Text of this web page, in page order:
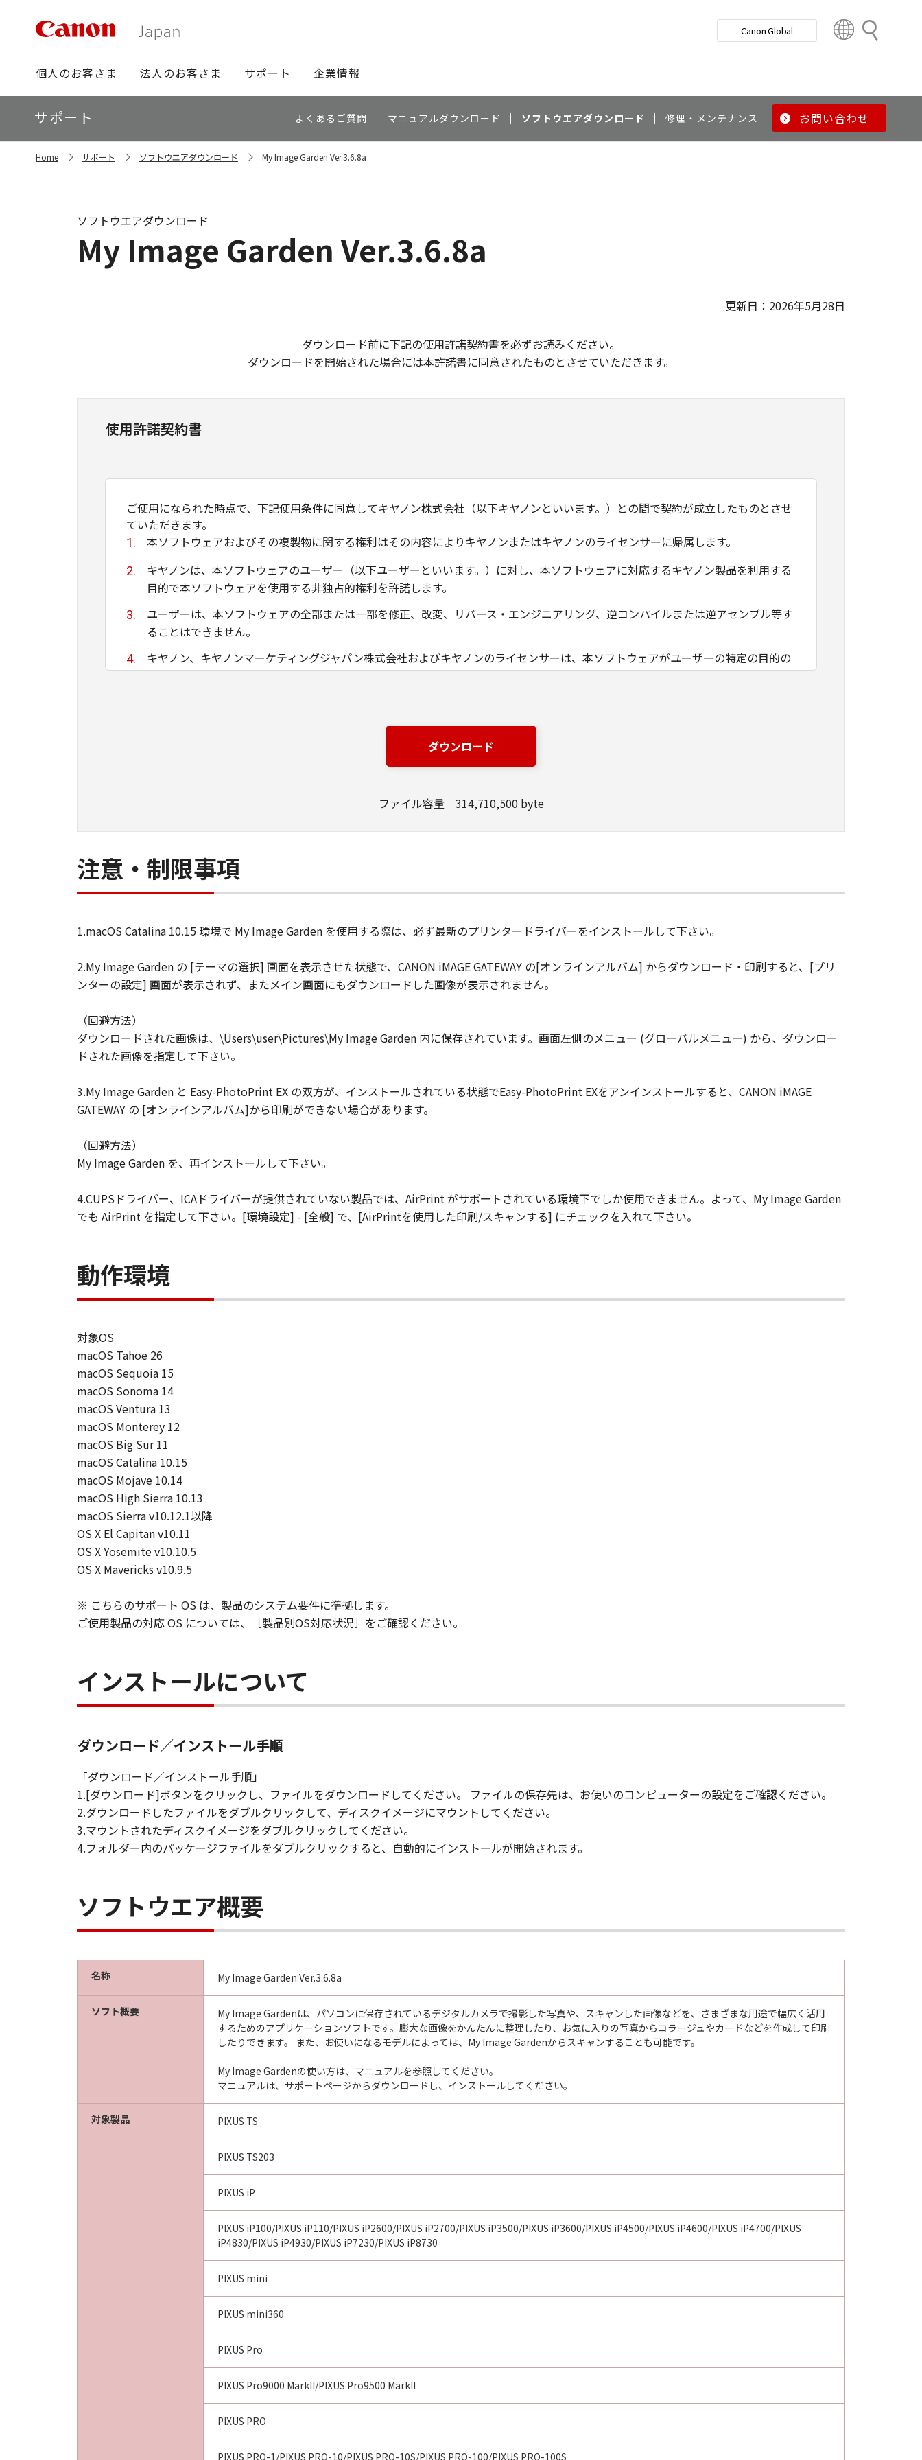
検
グ
ロ
ー
バ
ビ
個人のお客さま 法人のお客さま サポート 企業情報
Canon Global
t
y
ロ
ー
カ
ル
サポート よくあるご質問 マニュアルダウンロード ソフトウエアダウンロード 修理・メンテナンス お問い合わせ
Home サポート ソフトウエアダウンロード My Image Garden Ver.3.6.8a
My Image Garden Ver.3.6.8a
ソフトウエアダウンロード
更新日：2026年5月28日
ダウンロード前に下記の使用許諾契約書を必ずお読みください。
ダウンロードを開始された場合には本許諾書に同意されたものとさせていただきます。
使用許諾契約書
ご使用になられた時点で、下記使用条件に同意してキヤノン株式会社（以下キヤノンといいます。）との間で契約が成立したものとさせ
ていただきます。
本ソフトウェアおよびその複製物に関する権利はその内容によりキヤノンまたはキヤノンのライセンサーに帰属します。
キヤノンは、本ソフトウェアのユーザー（以下ユーザーといいます。）に対し、本ソフトウェアに対応するキヤノン製品を利用する
目的で本ソフトウェアを使用する非独占的権利を許諾します。
ユーザーは、本ソフトウェアの全部または一部を修正、改変、リバース・エンジニアリング、逆コンパイルまたは逆アセンブル等す
ることはできません。
キヤノン、キヤノンマーケティングジャパン株式会社およびキヤノンのライセンサーは、本ソフトウェアがユーザーの特定の目的の
ために適当であること、もしくは有用であること、または本ソフトウェアに瑕疵がないこと、その他本ソフトウェアに関していかな
て生ずる直接的または間接的な損失、損害等について、いかなる場合においても一切の責任を負いません。
ユーザーは、日本国政府または該当国の政府より必要な許可等を得ることなしに、本ソフトウェアの全部または一部を、直接または
ダウンロード
ファイル容量 314,710,500 byte
注意・制限事項
1.macOS Catalina 10.15 環境で My Image Garden を使用する際は、必ず最新のプリンタードライバーをインストールして下さい。
2.My Image Garden の [テーマの選択] 画面を表示させた状態で、CANON iMAGE GATEWAY の[オンラインアルバム] からダウンロード・印刷すると、[プリ
ンターの設定] 画面が表示されず、またメイン画面にもダウンロードした画像が表示されません。
（回避方法）
ダウンロードされた画像は、\Users\user\Pictures\My Image Garden 内に保存されています。画面左側のメニュー (グローバルメニュー) から、ダウンロー
ドされた画像を指定して下さい。
3.My Image Garden と Easy-PhotoPrint EX の双方が、インストールされている状態でEasy-PhotoPrint EXをアンインストールすると、CANON iMAGE
GATEWAY の [オンラインアルバム]から印刷ができない場合があります。
（回避方法）
My Image Garden を、再インストールして下さい。
4.CUPSドライバー、ICAドライバーが提供されていない製品では、AirPrint がサポートされている環境下でしか使用できません。よって、My Image Garden
でも AirPrint を指定して下さい。[環境設定] - [全般] で、[AirPrintを使用した印刷/スキャンする] にチェックを入れて下さい。
動作環境
対象OS
macOS Tahoe 26
macOS Sequoia 15
macOS Sonoma 14
macOS Ventura 13
macOS Monterey 12
macOS Big Sur 11
macOS Catalina 10.15
macOS Mojave 10.14
macOS High Sierra 10.13
macOS Sierra v10.12.1以降
OS X El Capitan v10.11
OS X Yosemite v10.10.5
OS X Mavericks v10.9.5
※ こちらのサポート OS は、製品のシステム要件に準拠します。
ご使用製品の対応 OS については、［製品別OS対応状況］をご確認ください。
インストールについて
ダウンロード／インストール手順
「ダウンロード／インストール手順」
1.[ダウンロード]ボタンをクリックし、ファイルをダウンロードしてください。 ファイルの保存先は、お使いのコンピューターの設定をご確認ください。
2.ダウンロードしたファイルをダブルクリックして、ディスクイメージにマウントしてください。
3.マウントされたディスクイメージをダブルクリックしてください。
4.フォルダー内のパッケージファイルをダブルクリックすると、自動的にインストールが開始されます。
ソフトウエア概要
名称 My Image Garden Ver.3.6.8a
ソフト概要
My Image Gardenは、パソコンに保存されているデジタルカメラで撮影した写真や、スキャンした画像などを、さまざまな用途で幅広く活用
するためのアプリケーションソフトです。膨大な画像をかんたんに整理したり、お気に入りの写真からコラージュやカードなどを作成して印刷
したりできます。 また、お使いになるモデルによっては、My Image Gardenからスキャンすることも可能です。
My Image Gardenの使い方は、マニュアルを参照してください。
マニュアルは、サポートページからダウンロードし、インストールしてください。
対象製品 PIXUS TS
PIXUS TS203
PIXUS iP
PIXUS iP100/PIXUS iP110/PIXUS iP2600/PIXUS iP2700/PIXUS iP3500/PIXUS iP3600/PIXUS iP4500/PIXUS iP4600/PIXUS iP4700/PIXUS
iP4830/PIXUS iP4930/PIXUS iP7230/PIXUS iP8730
PIXUS mini
PIXUS mini360
PIXUS Pro
PIXUS Pro9000 MarkII/PIXUS Pro9500 MarkII
PIXUS PRO
PIXUS PRO-1/PIXUS PRO-10/PIXUS PRO-10S/PIXUS PRO-100/PIXUS PRO-100S